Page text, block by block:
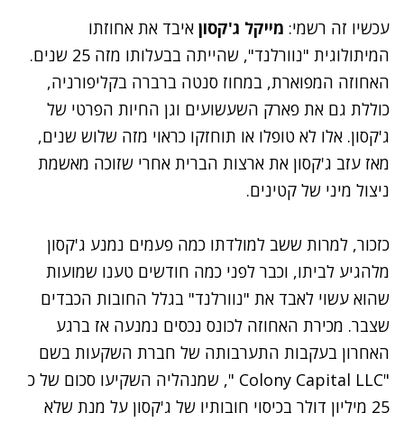
עכשיו זה רשמי: מייקל ג'קסון איבד את אחוזתו
המיתולוגית "נוורלנד", שהייתה בבעלותו מזה 25 שנים.
האחוזה המפוארת, במחוז סנטה ברברה בקליפורניה,
כוללת גם את פארק השעשועים וגן החיות הפרטי של
ג'קסון. אלו לא טופלו או תוחזקו כראוי מזה שלוש שנים,
מאז עזב ג'קסון את ארצות הברית אחרי שזוכה מאשמת
ניצול מיני של קטינים.
כזכור, למרות ששב למולדתו כמה פעמים נמנע ג'קסון
מלהגיע לביתו, וכבר לפני כמה חודשים טענו שמועות
שהוא עשוי לאבד את "נוורלנד" בגלל החובות הכבדים
שצבר. מכירת האחוזה לכונס נכסים נמנעה אז ברגע
האחרון בעקבות התערבותה של חברת השקעות בשם
"Colony Capital LLC ", שמנהליה השקיעו סכום של כ
25 מיליון דולר בכיסוי חובותיו של ג'קסון על מנת שלא